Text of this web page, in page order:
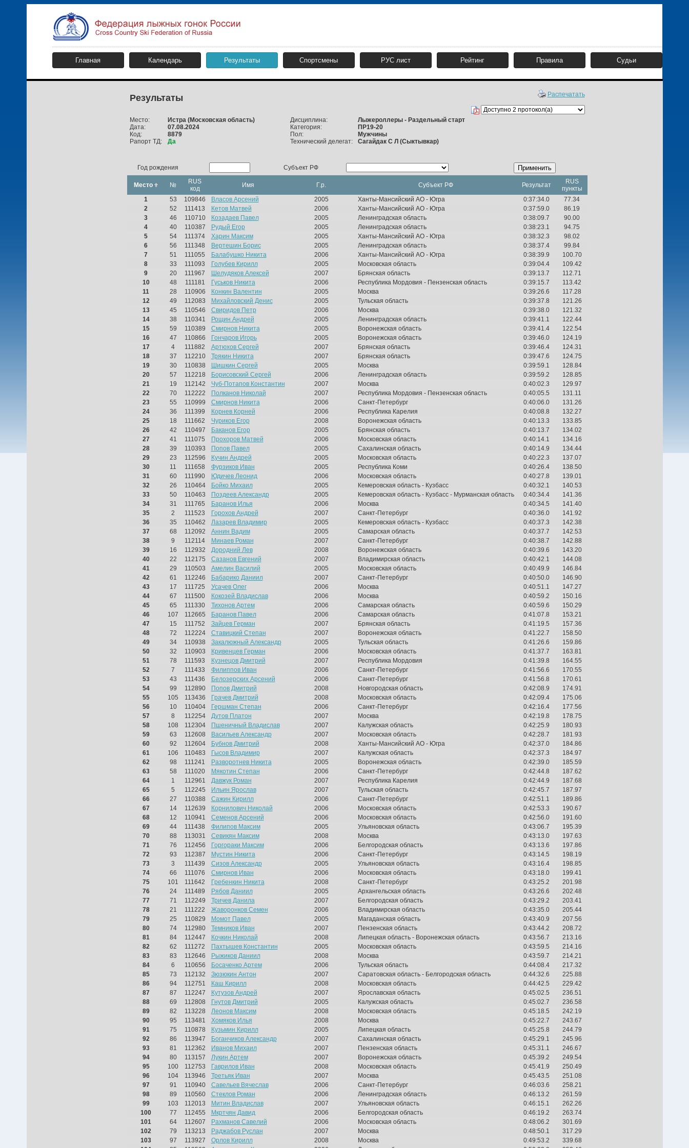
Главная Календарь Результаты Спортсмены РУС лист Рейтинг Правила Судьи
Результаты Распечатать
Место:
Дата:
Код:
Рапорт ТД:
Истра (Московская область)
07.08.2024
8879
Да
Дисциплина:
Категория:
Пол:
Технический делегат:
Лыжероллеры - Раздельный старт
ПР19-20
Мужчины
Сагайдак С Л (Сыктывкар)
Год рождения Субъект РФ Применить
Место №
RUS
код
Имя Г.р. Субъект РФ Результат
RUS
пункты
1
53 109846 Власов Арсений 2005 Ханты-Мансийский АО - Югра 0:37:34.0
77.34
2
52 111413 Кетов Матвей 2006 Ханты-Мансийский АО - Югра 0:37:59.0
86.19
3
46 110710 Козадаев Павел 2005 Ленинградская область 0:38:09.7
90.00
4
40 110387 Рудый Егор 2005 Ленинградская область 0:38:23.1
94.75
5
54 111374 Харин Максим 2005 Ханты-Мансийский АО - Югра 0:38:32.3
98.02
6
56 111348 Вертешин Борис 2005 Ленинградская область 0:38:37.4
99.84
7
51 111055 Балабушко Никита 2006 Ханты-Мансийский АО - Югра 0:38:39.9
100.70
8
33 111093 Голубев Кирилл 2005 Московская область 0:39:04.4
109.42
9
20 111967 Шелудяков Алексей 2007 Брянская область 0:39:13.7
112.71
10
48 111181 Гуськов Никита 2006 Республика Мордовия - Пензенская область 0:39:15.7
113.42
11
28 110906 Конкин Валентин 2005 Москва 0:39:26.6
117.28
12
49 112083 Михайловский Денис 2005 Тульская область 0:39:37.8
121.26
13
45 110546 Свиридов Петр 2006 Москва 0:39:38.0
121.32
14
38 110341 Рощин Андрей 2005 Ленинградская область 0:39:41.1
122.44
15
59 110389 Смирнов Никита 2005 Воронежская область 0:39:41.4
122.54
16
47 110866 Гончаров Игорь 2005 Воронежская область 0:39:46.0
124.19
17
4 111882 Артюхов Сергей 2007 Брянская область 0:39:46.4
124.31
18
37 112210 Трякин Никита 2007 Брянская область 0:39:47.6
124.75
19
30 110838 Шишкин Сергей 2005 Москва 0:39:59.1
128.84
20
57 112218 Борисовский Сергей 2006 Ленинградская область 0:39:59.2
128.85
21
19 112142 Чуб-Потапов Константин 2007 Москва 0:40:02.3
129.97
22
70 112222 Полканов Николай 2007 Республика Мордовия - Пензенская область 0:40:05.5
131.11
23
55 110999 Смирнов Никита 2006 Санкт-Петербург 0:40:06.0
131.26
24
36 111399 Корнев Корней 2006 Республика Карелия 0:40:08.8
132.27
25
18 111662 Чуриков Егор 2008 Воронежская область 0:40:13.3
133.85
26
42 110497 Баканов Егор 2005 Брянская область 0:40:13.7
134.02
27
41 111075 Прохоров Матвей 2006 Московская область 0:40:14.1
134.16
28
39 110393 Попов Павел 2005 Сахалинская область 0:40:14.9
134.44
29
23 112596 Кучин Андрей 2005 Московская область 0:40:22.3
137.07
30
11 111658 Фурзиков Иван 2005 Республика Коми 0:40:26.4
138.50
31
60 111990 Юдичев Леонид 2006 Московская область 0:40:27.8
139.01
32
26 110464 Бойко Михаил 2005 Кемеровская область - Кузбасс 0:40:32.1
140.53
33
50 110463 Поздеев Александр 2005 Кемеровская область - Кузбасс - Мурманская область 0:40:34.4
141.36
34
31 111765 Баранов Илья 2006 Москва 0:40:34.5
141.40
35
2 111523 Горохов Андрей 2007 Санкт-Петербург 0:40:36.0
141.92
36
35 110462 Лазарев Владимир 2005 Кемеровская область - Кузбасс 0:40:37.3
142.38
37
68 112092 Аннин Вадим 2005 Самарская область 0:40:37.7
142.53
38
9 112114 Минаев Роман 2007 Санкт-Петербург 0:40:38.7
142.88
39
16 112932 Дородний Лев 2008 Воронежская область 0:40:39.6
143.20
40
22 112175 Сазанов Евгений 2007 Владимирская область 0:40:42.1
144.08
41
29 110503 Амелин Василий 2005 Московская область 0:40:49.9
146.84
42
61 112246 Бабарико Даниил 2007 Санкт-Петербург 0:40:50.0
146.90
43
17 111725 Усачев Олег 2006 Москва 0:40:51.1
147.27
44
67 111500 Кокозей Владислав 2006 Москва 0:40:59.2
150.16
45
65 111330 Тихонов Артем 2006 Самарская область 0:40:59.6
150.29
46
107 112665 Баранов Павел 2006 Самарская область 0:41:07.8
153.21
47
15 111752 Зайцев Герман 2007 Брянская область 0:41:19.5
157.36
48
72 112224 Ставицкий Степан 2007 Воронежская область 0:41:22.7
158.50
49
34 110938 Закалюжный Александр 2005 Тульская область 0:41:26.6
159.86
50
32 110903 Кривенцев Герман 2006 Московская область 0:41:37.7
163.81
51
78 111593 Кузнецов Дмитрий 2007 Республика Мордовия 0:41:39.8
164.55
52
7 111433 Филиппов Иван 2006 Санкт-Петербург 0:41:56.6
170.55
53
43 111436 Белозерских Арсений 2006 Санкт-Петербург 0:41:56.8
170.61
54
99 112890 Попов Дмитрий 2008 Новгородская область 0:42:08.9
174.91
55
105 113436 Грачев Дмитрий 2008 Московская область 0:42:09.4
175.06
56
10 110404 Гершман Степан 2006 Санкт-Петербург 0:42:16.4
177.56
57
8 112254 Дутов Платон 2007 Москва 0:42:19.8
178.75
58
108 112304 Пшеничный Владислав 2007 Калужская область 0:42:25.9
180.93
59
63 112608 Васильев Александр 2007 Московская область 0:42:28.7
181.93
60
92 112604 Бубнов Дмитрий 2008 Ханты-Мансийский АО - Югра 0:42:37.0
184.86
61
106 110483 Гысов Владимир 2007 Калужская область 0:42:37.3
184.97
62
98 111241 Разворотнев Никита 2005 Воронежская область 0:42:39.0
185.59
63
58 111020 Мякотин Степан 2006 Санкт-Петербург 0:42:44.8
187.62
64
1 112961 Давжук Роман 2007 Республика Карелия 0:42:44.9
187.68
65
5 112245 Ильин Ярослав 2007 Тульская область 0:42:45.7
187.97
66
27 110388 Сажин Кирилл 2006 Санкт-Петербург 0:42:51.1
189.86
67
14 112639 Корнилович Николай 2006 Московская область 0:42:53.3
190.67
68
12 110941 Семенов Арсений 2006 Московская область 0:42:56.0
191.60
69
44 111438 Филипов Максим 2005 Ульяновская область 0:43:06.7
195.39
70
88 113031 Севикян Максим 2008 Москва 0:43:13.0
197.63
71
76 112456 Горгораки Максим 2006 Белгородская область 0:43:13.6
197.86
72
93 112387 Мустин Никита 2006 Санкт-Петербург 0:43:14.5
198.19
73
3 111439 Сизов Александр 2005 Ульяновская область 0:43:16.4
198.85
74
66 111076 Смирнов Иван 2006 Московская область 0:43:18.0
199.41
75
101 111642 Гребенкин Никита 2008 Санкт-Петербург 0:43:25.2
201.98
76
24 111489 Рябов Даниил 2005 Архангельская область 0:43:26.6
202.48
77
71 112249 Тричев Данила 2007 Белгородская область 0:43:29.2
203.41
78
21 111222 Жаворонков Семен 2006 Владимирская область 0:43:35.0
205.44
79
25 110829 Момот Павел 2005 Магаданская область 0:43:40.9
207.56
80
74 112980 Темников Иван 2007 Пензенская область 0:43:44.2
208.72
81
84 112447 Кочкин Николай 2008 Липецкая область - Воронежская область 0:43:56.7
213.16
82
62 111272 Пахтышев Константин 2005 Московская область 0:43:59.5
214.16
83
83 112646 Рыжиков Даниил 2008 Москва 0:43:59.7
214.21
84
6 110656 Босаченко Артем 2006 Тульская область 0:44:08.4
217.32
85
73 112132 Зюзюкин Антон 2007 Саратовская область - Белгородская область 0:44:32.6
225.88
86
94 112751 Каш Кирилл 2008 Московская область 0:44:42.5
229.42
87
87 112247 Кутузов Андрей 2007 Ярославская область 0:45:02.5
236.51
88
69 112808 Гнутов Дмитрий 2005 Калужская область 0:45:02.7
236.58
89
82 113228 Леонов Максим 2008 Московская область 0:45:18.5
242.19
90
95 113481 Хомяков Илья 2008 Москва 0:45:22.7
243.67
91
75 110878 Кузьмин Кирилл 2005 Липецкая область 0:45:25.8
244.79
92
86 113947 Боганчиков Александр 2007 Сахалинская область 0:45:29.1
245.96
93
81 112362 Иванов Михаил 2007 Пензенская область 0:45:31.1
246.67
94
80 113157 Лукин Артем 2007 Воронежская область 0:45:39.2
249.54
95
100 112753 Гаврилов Иван 2008 Московская область 0:45:41.9
250.49
96
104 113946 Третьяк Иван 2007 Москва 0:45:43.5
251.08
97
91 110940 Савельев Вячеслав 2006 Санкт-Петербург 0:46:03.6
258.21
98
89 110560 Стеклов Роман 2006 Ленинградская область 0:46:13.2
261.59
99
103 112013 Митин Владислав 2007 Ульяновская область 0:46:15.1
262.26
100
77 112455 Мкртчян Давид 2006 Белгородская область 0:46:19.2
263.74
101
64 112607 Рахманов Савелий 2006 Московская область 0:48:06.2
301.69
102
79 113213 Раджабов Руслан 2007 Москва 0:48:50.1
317.29
103
97 113927 Орлов Кирилл 2008 Москва 0:49:53.2
339.68